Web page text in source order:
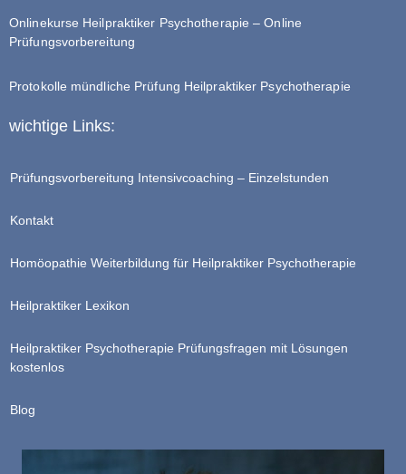
Onlinekurse Heilpraktiker Psychotherapie – Online
Prüfungsvorbereitung
Protokolle mündliche Prüfung Heilpraktiker Psychotherapie
wichtige Links:
Prüfungsvorbereitung Intensivcoaching – Einzelstunden
Kontakt
Homöopathie Weiterbildung für Heilpraktiker Psychotherapie
Heilpraktiker Lexikon
Heilpraktiker Psychotherapie Prüfungsfragen mit Lösungen
kostenlos
Blog